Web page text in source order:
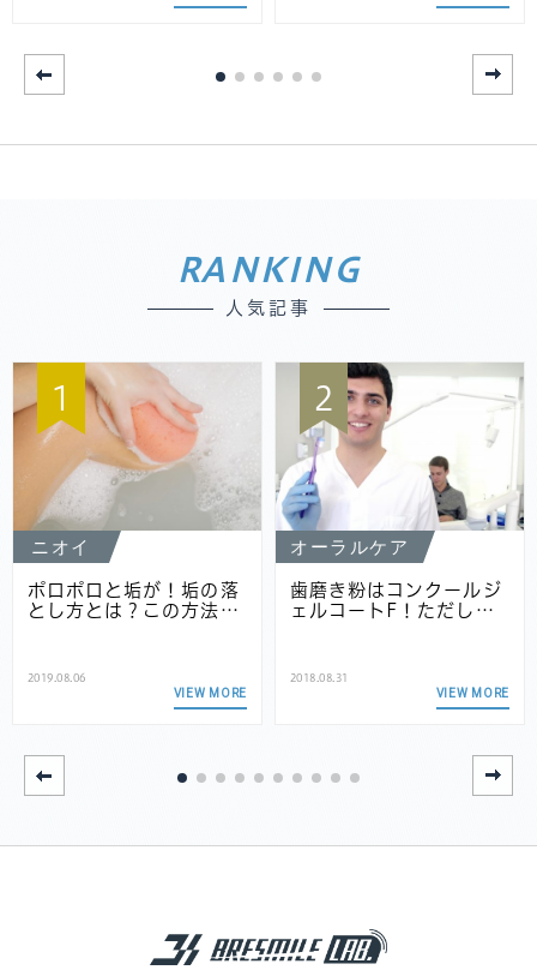
RANKING
人気記事
1
ニオイ
ポロポロと垢が！垢の落
とし方とは？この方法…
2019.08.06
VIEW MORE
2
オーラルケア
歯磨き粉はコンクールジ
ェルコートF！ただし…
2018.08.31
VIEW MORE